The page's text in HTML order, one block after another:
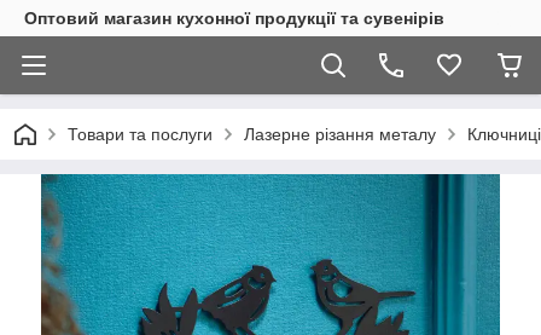
Оптовий магазин кухонної продукції та сувенірів
Товари та послуги Лазерне різання металу